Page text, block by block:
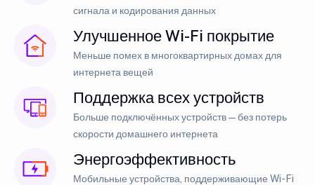
сигнала и кодирования данных
Улучшенное Wi-Fi покрытие
Меньше помех в многоквартирных домах для
интернета вещей
Поддержка всех устройств
Больше подключённых устройств — без потерь
скорости домашнего интернета
Энергоэффективность
Мобильные устройства, поддерживающие Wi-Fi